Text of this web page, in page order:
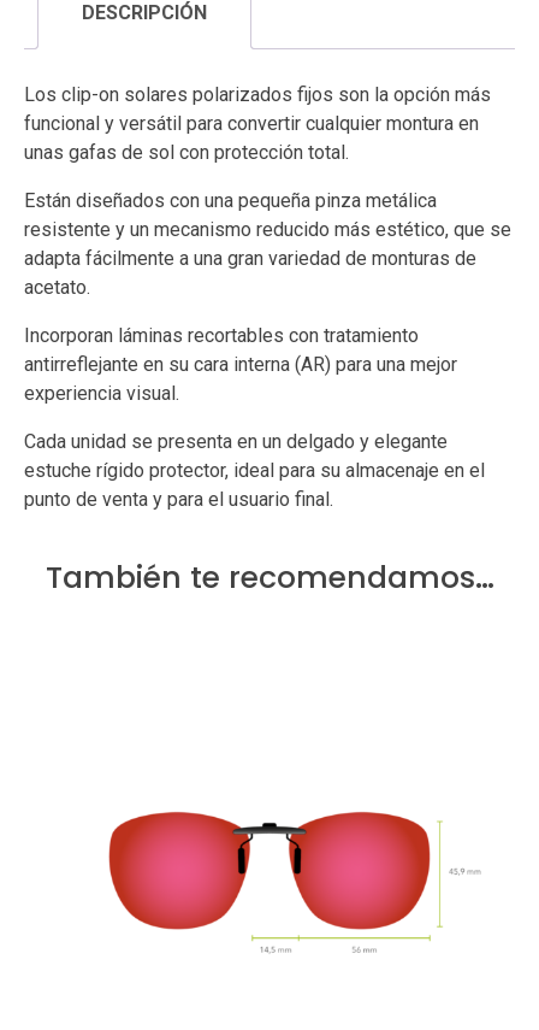
DESCRIPCIÓN
Los clip-on solares polarizados fijos son la opción más
funcional y versátil para convertir cualquier montura en
unas gafas de sol con protección total.
Están diseñados con una pequeña pinza metálica
resistente y un mecanismo reducido más estético, que se
adapta fácilmente a una gran variedad de monturas de
acetato.
Incorporan láminas recortables con tratamiento
antirreflejante en su cara interna (AR) para una mejor
experiencia visual.
Cada unidad se presenta en un delgado y elegante
estuche rígido protector, ideal para su almacenaje en el
punto de venta y para el usuario final.
También te recomendamos…